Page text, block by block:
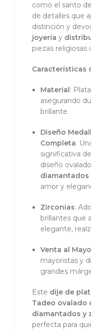
como el santo
de detalles que
distinción y
joyería y
piezas religiosas
Características
Material :
asegurando
brillante.
Diseño
Completa:
significativa
diseño
diamantados
amor y
Zirconias:
brillantes que
elegante,
Venta al
mayoristas y
grandes
Este dije de
Tadeo ovalado
diamantados y
perfecta para